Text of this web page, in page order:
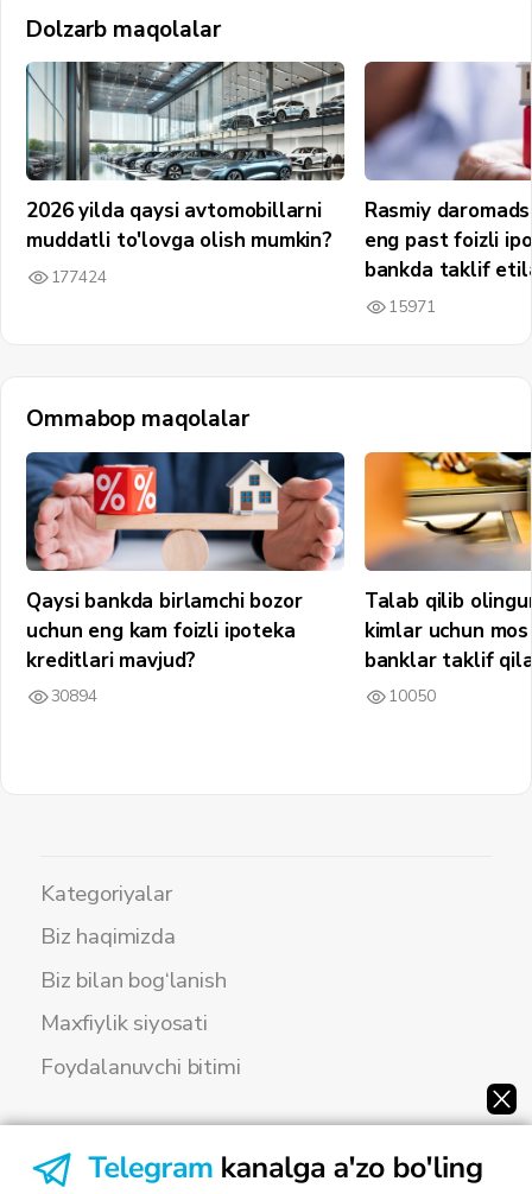
Dolzarb maqolalar
2026 yilda qaysi avtomobillarni
muddatli to'lovga olish mumkin?
177424
Rasmiy
eng past foizli
bankda taklif
15971
Ommabop maqolalar
Qaysi bankda birlamchi bozor
uchun eng kam foizli ipoteka
kreditlari mavjud?
30894
Talab qilib
kimlar uchun
banklar taklif
10050
Kategoriyalar
Biz haqimizda
Biz bilan bog‘lanish
Maxfiylik siyosati
Foydalanuvchi bitimi
© 2024, Jet Media